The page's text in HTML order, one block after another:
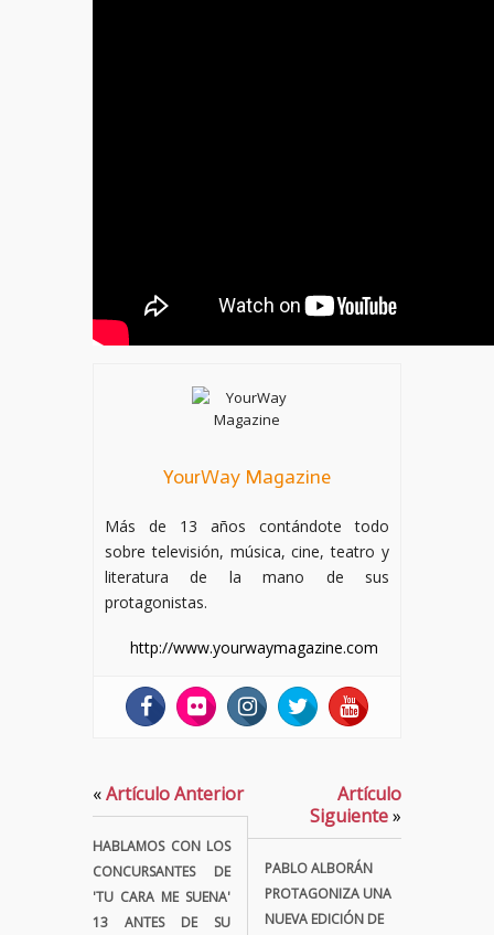
YourWay Magazine
Más de 13 años contándote todo
sobre televisión, música, cine, teatro y
literatura de la mano de sus
protagonistas.
http://www.yourwaymagazine.com
«Artículo Anterior
HABLAMOS CON LOS
CONCURSANTES DE
'TU CARA ME SUENA'
13 ANTES DE SU
Artículo
Siguiente»
PABLO ALBORÁN
PROTAGONIZA UNA
NUEVA EDICIÓN DE